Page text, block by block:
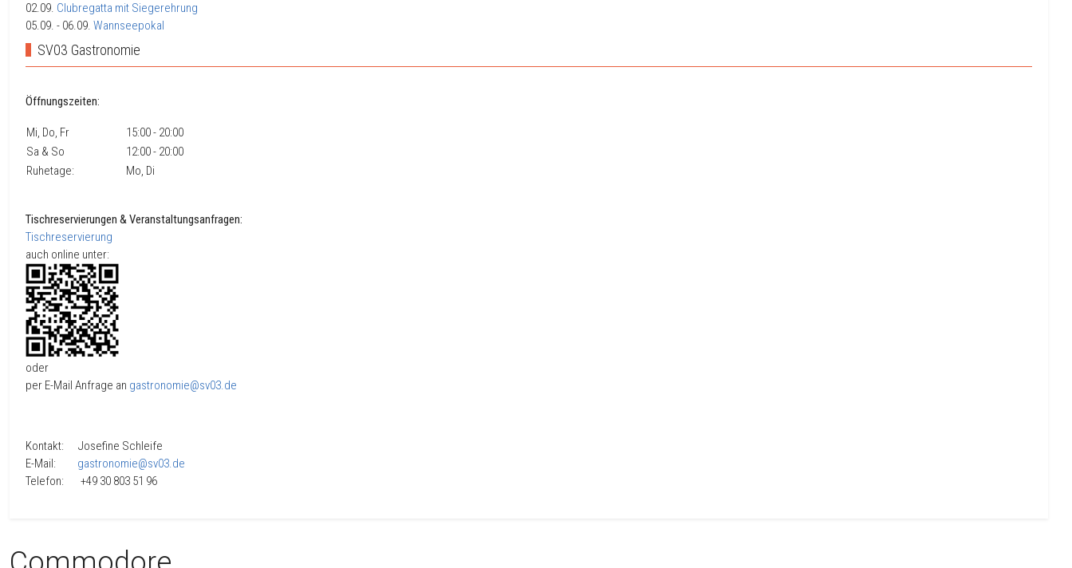
02.09. Clubregatta mit Siegerehrung
05.09. - 06.09. Wannseepokal
SV03 Gastronomie
Öffnungszeiten:
Mi, Do, Fr
15:00 - 20:00
Sa & So
12:00 - 20:00
Ruhetage:
Mo, Di
Tischreservierungen & Veranstaltungsanfragen:
Tischreservierung
auch online unter:
oder
per E-Mail Anfrage an gastronomie@sv03.de
Kontakt: Josefine Schleife
E-Mail: gastronomie@sv03.de
Telefon: +49 30 803 51 96